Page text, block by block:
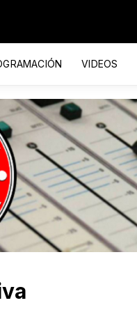
VIDEOS